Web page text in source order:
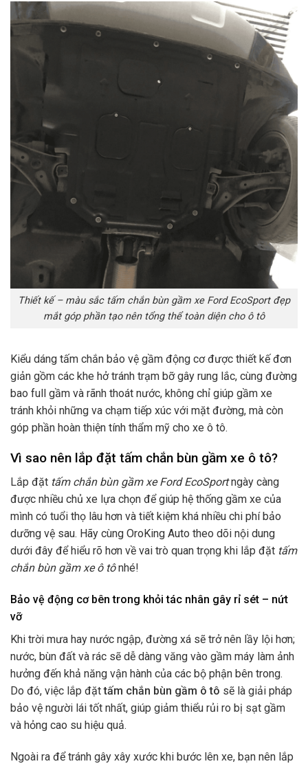
Thiết kế – màu sắc tấm chắn bùn gầm xe Ford EcoSport đẹp
mắt góp phần tạo nên tổng thể toàn diện cho ô tô
Kiểu dáng tấm chắn bảo vệ gầm động cơ được thiết kế đơn
giản gồm các khe hở tránh trạm bỡ gây rung lắc, cùng đường
bao full gầm và rãnh thoát nước, không chỉ giúp gầm xe
tránh khỏi những va chạm tiếp xúc với mặt đường, mà còn
góp phần hoàn thiện tính thẩm mỹ cho xe ô tô.
Vì sao nên lắp đặt tấm chắn bùn gầm xe ô tô?
Lắp đặt tấm chắn bùn gầm xe Ford EcoSportngày càng
được nhiều chủ xe lựa chọn để giúp hệ thống gầm xe của
mình có tuổi thọ lâu hơn và tiết kiệm khá nhiều chi phí bảo
dưỡng vệ sau. Hãy cùng OroKing Auto theo dõi nội dung
dưới đây để hiểu rõ hơn về vai trò quan trọng khi lắp đặt tấm
chắn bùn gầm xe ô tônhé!
Bảo vệ động cơ bên trong khỏi tác nhân gây rỉ sét – nứt
vỡ
Khi trời mưa hay nước ngập, đường xá sẽ trở nên lầy lội hơn;
nước, bùn đất và rác sẽ dễ dàng văng vào gầm máy làm ảnh
hưởng đến khả năng vận hành của các bộ phận bên trong.
Do đó, việc lắp đặttấm chắn bùn gầm ô tô sẽ là giải pháp
bảo vệ người lái tốt nhất, giúp giảm thiểu rủi ro bị sạt gầm
và hỏng cao su hiệu quả.
Ngoài ra để tránh gây xây xước khi bước lên xe, bạn nên lắp